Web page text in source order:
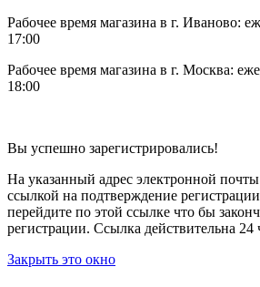
Рабочее время магазина в г. Иваново:
17:00
Рабочее время магазина в г. Москва:
18:00
Вы успешно зарегистрировались!
На указанный адрес электронной
ссылкой на подтверждение
перейдите по этой ссылке что бы
регистрации. Ссылка действительна 24
Закрыть это окно